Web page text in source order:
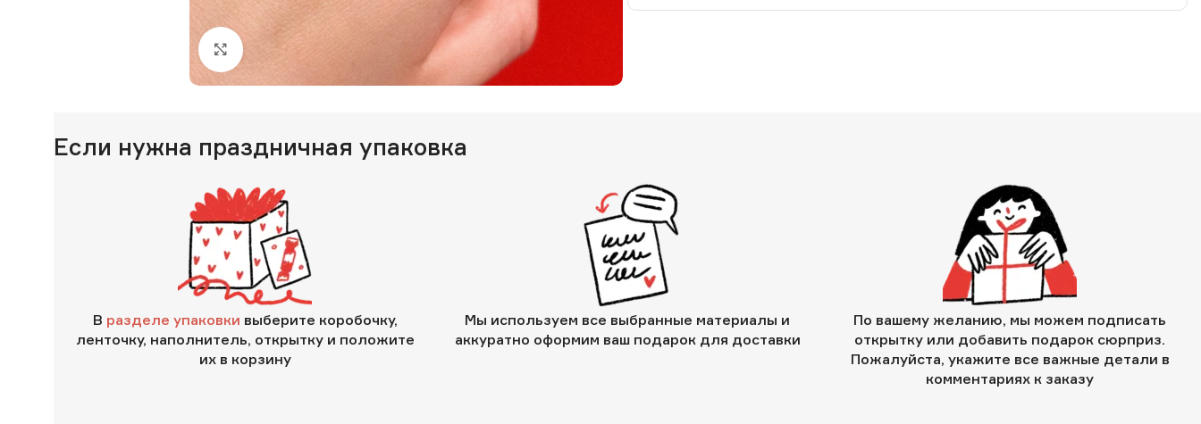
Нажмите, чтобы увеличить изображение
Если нужна праздничная упаковка
В разделе упаковки выберите коробочку,
ленточку, наполнитель, открытку и положите
их в корзину
Мы используем все выбранные материалы и
аккуратно оформим ваш подарок для доставки
По вашему желанию, мы можем подписать
открытку или добавить подарок сюрприз.
Пожалуйста, укажите все важные детали в
комментариях к заказу